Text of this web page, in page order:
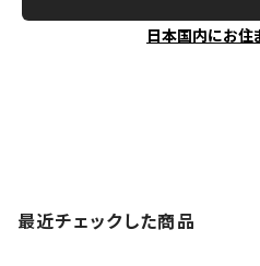
日本国内にお住
最近チェックした商品